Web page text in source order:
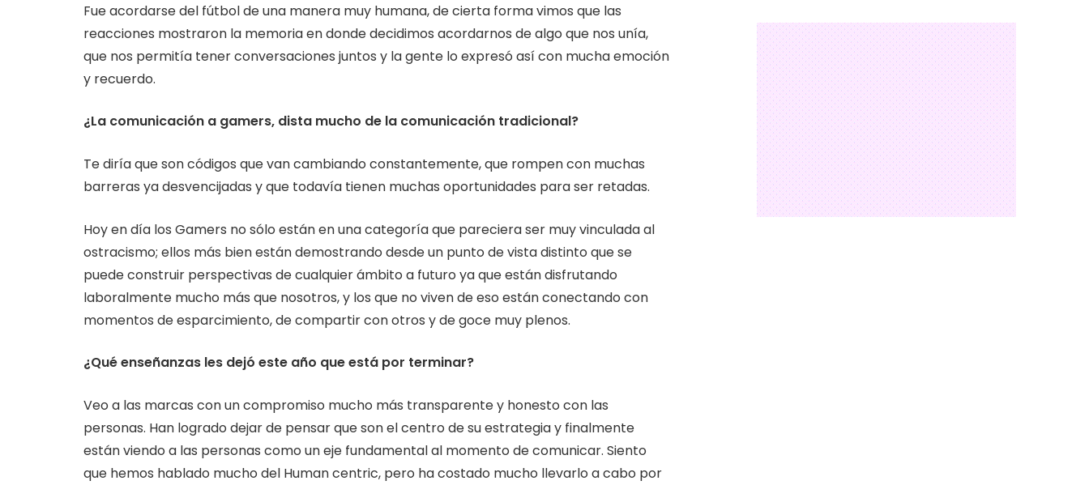
Fue acordarse del fútbol de una manera muy humana, de cierta forma vimos que las
reacciones mostraron la memoria en donde decidimos acordarnos de algo que nos unía,
que nos permitía tener conversaciones juntos y la gente lo expresó así con mucha emoción
y recuerdo.
¿La comunicación a gamers, dista mucho de la comunicación tradicional?
Te diría que son códigos que van cambiando constantemente, que rompen con muchas
barreras ya desvencijadas y que todavía tienen muchas oportunidades para ser retadas.
Hoy en día los Gamers no sólo están en una categoría que pareciera ser muy vinculada al
ostracismo; ellos más bien están demostrando desde un punto de vista distinto que se
puede construir perspectivas de cualquier ámbito a futuro ya que están disfrutando
laboralmente mucho más que nosotros, y los que no viven de eso están conectando con
momentos de esparcimiento, de compartir con otros y de goce muy plenos.
¿Qué enseñanzas les dejó este año que está por terminar?
Veo a las marcas con un compromiso mucho más transparente y honesto con las
personas. Han logrado dejar de pensar que son el centro de su estrategia y finalmente
están viendo a las personas como un eje fundamental al momento de comunicar. Siento
que hemos hablado mucho del Human centric, pero ha costado mucho llevarlo a cabo por